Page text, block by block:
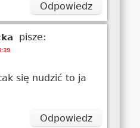
Odpowiedz
pisze:
się nudzić to ja
Odpowiedz